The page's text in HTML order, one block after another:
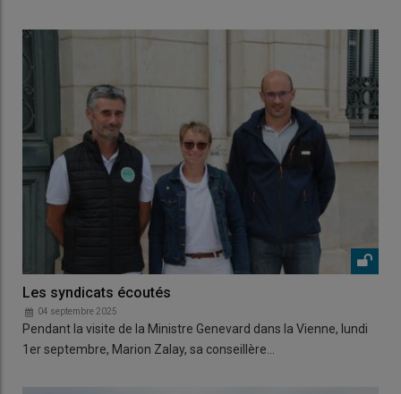
Les syndicats écoutés
04 septembre 2025
Pendant la visite de la Ministre Genevard dans la Vienne, lundi
1er septembre, Marion Zalay, sa conseillère…